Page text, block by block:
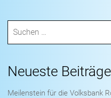
Neueste Beiträge
Meilenstein für die Volksbank